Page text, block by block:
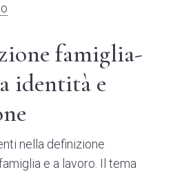
famiglia-
identità e
nella definizione
e a lavoro. Il tema